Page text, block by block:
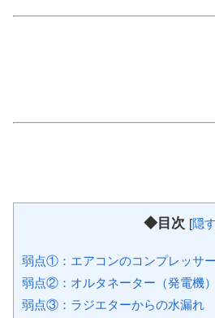
◆目次 [隠す
弱点①：エアコンのコンプレッサー
弱点②：オルタネーター（発電機）
弱点③：ラジエターからの水漏れ